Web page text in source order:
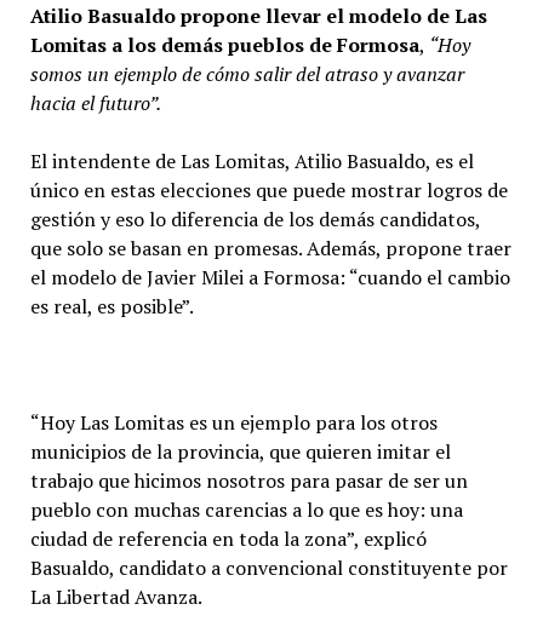
Atilio Basualdo propone llevar el modelo de Las
Lomitas a los demás pueblos de Formosa, “Hoy
somos un ejemplo de cómo salir del atraso y avanzar
hacia el futuro”.
El intendente de Las Lomitas, Atilio Basualdo, es el
único en estas elecciones que puede mostrar logros de
gestión y eso lo diferencia de los demás candidatos,
que solo se basan en promesas. Además, propone traer
el modelo de Javier Milei a Formosa: “cuando el cambio
es real, es posible”.
“Hoy Las Lomitas es un ejemplo para los otros
municipios de la provincia, que quieren imitar el
trabajo que hicimos nosotros para pasar de ser un
pueblo con muchas carencias a lo que es hoy: una
ciudad de referencia en toda la zona”, explicó
Basualdo, candidato a convencional constituyente por
La Libertad Avanza.